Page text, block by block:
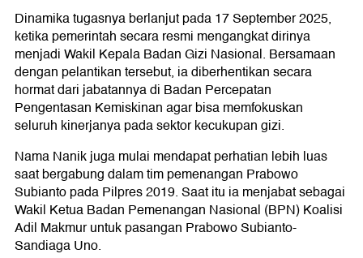
Dinamika tugasnya berlanjut pada 17 September 2025,
ketika pemerintah secara resmi mengangkat dirinya
menjadi Wakil Kepala Badan Gizi Nasional. Bersamaan
dengan pelantikan tersebut, ia diberhentikan secara
hormat dari jabatannya di Badan Percepatan
Pengentasan Kemiskinan agar bisa memfokuskan
seluruh kinerjanya pada sektor kecukupan gizi.
Nama Nanik juga mulai mendapat perhatian lebih luas
saat bergabung dalam tim pemenangan Prabowo
Subianto pada Pilpres 2019. Saat itu ia menjabat sebagai
Wakil Ketua Badan Pemenangan Nasional (BPN) Koalisi
Adil Makmur untuk pasangan Prabowo Subianto-
Sandiaga Uno.